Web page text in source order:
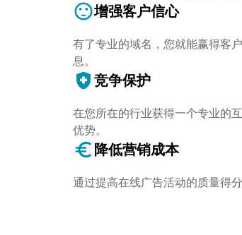
sentiment_satisfied增强客户信心
有了专业的域名，您就能赢得客
息。
health_and_safety 竞争保护
在您所在的行业获得一个专业的
优势。
euro_symbol 降低营销成本
通过提高在线广告活动的质量得